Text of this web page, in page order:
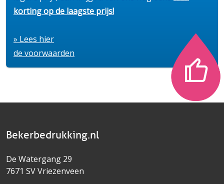
korting op de laagste prijs!
» Lees hier
de voorwaarden
Bekerbedrukking.nl
De Watergang 29
7671 SV Vriezenveen